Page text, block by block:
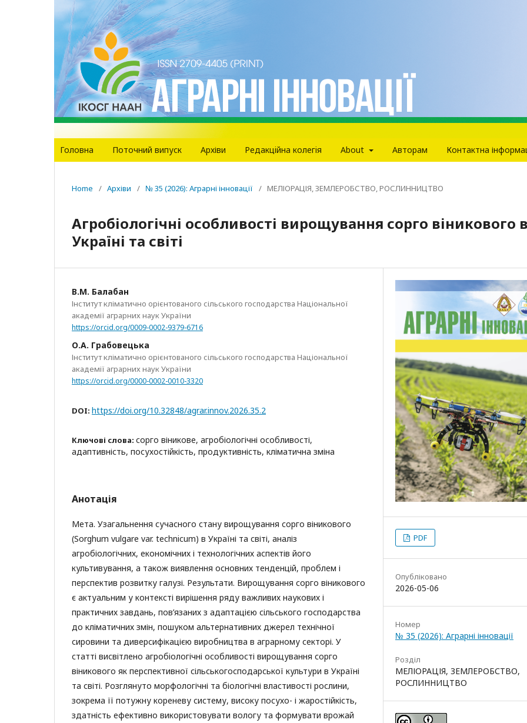
Головна Поточний випуск Архіви Редакцiйна колегiя About Авторам Контактна
Home / Архіви / № 35 (2026): Аграрні інновації / МЕЛІОРАЦІЯ, ЗЕМЛЕРОБСТВО, РОСЛИННИЦТВО
Агробіологічні особливості вирощування сорго віникового
Україні та світі
В.М. Балабан
Інститут кліматично орієнтованого сільського господарства Національної
академії аграрних наук України
https://orcid.org/0009-0002-9379-6716
О.А. Грабовецька
Інститут кліматично орієнтованого сільського господарства Національної
академії аграрних наук України
https://orcid.org/0000-0002-0010-3320
DOI: https://doi.org/10.32848/agrar.innov.2026.35.2
Ключові слова: сорго віникове, агробіологічні особливості,
адаптивність, посухостійкість, продуктивність, кліматична зміна
Анотація
Мета. Узагальнення сучасного стану вирощування сорго віникового
(Sorghum vulgare var. technicum) в Україні та світі, аналіз
агробіологічних, економічних і технологічних аспектів його
культивування, а також виявлення основних тенденцій, проблем і
перспектив розвитку галузі. Результати. Вирощування сорго віникового
є актуальним у контексті вирішення ряду важливих наукових і
практичних завдань, пов’язаних з адаптацією сільського господарства
до кліматичних змін, пошуком альтернативних джерел технічної
сировини та диверсифікацією виробництва в аграрному секторі. У
статті висвітлено агробіологічні особливості вирощування сорго
віникового як перспективної сільськогосподарської культури в Україні
та світі. Розглянуто морфологічні та біологічні властивості рослини,
зокрема її потужну кореневу систему, високу посухо- і жаростійкість,
здатність ефективно використовувати вологу та формувати врожай
PDF
Опубліковано
2026-05-06
Номер
№ 35 (2026): Аграрні інновації
Розділ
МЕЛІОРАЦІЯ, ЗЕМЛЕРОБСТВО,
РОСЛИННИЦТВО